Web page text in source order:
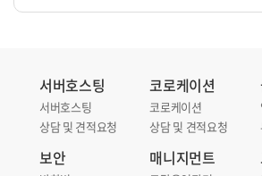
서버호스팅
서버호스팅
상담 및 견적요청
코로케이션
코로케이션
상담 및 견적요청
보안 매니지먼트